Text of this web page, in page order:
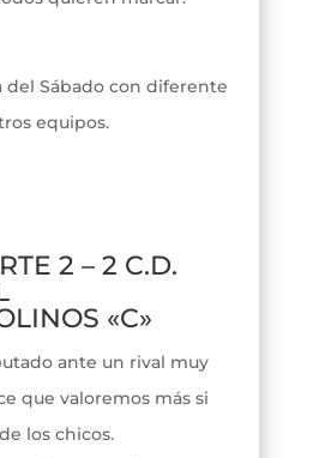
del Sábado con diferente
equipos.
2 – 2 C.D.
«C»
ante un rival muy
que valoremos más si
los chicos.